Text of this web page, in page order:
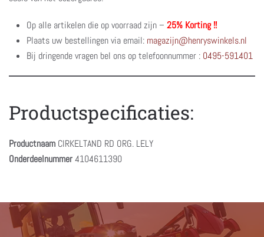
Op alle artikelen die op voorraad zijn – 25% Korting !!
Plaats uw bestellingen via email: magazijn@henryswinkels.nl
Bij dringende vragen bel ons op telefoonnummer : 0495-591401
Productspecificaties:
Productnaam CIRKELTAND RD ORG. LELY
Onderdeelnummer4104611390